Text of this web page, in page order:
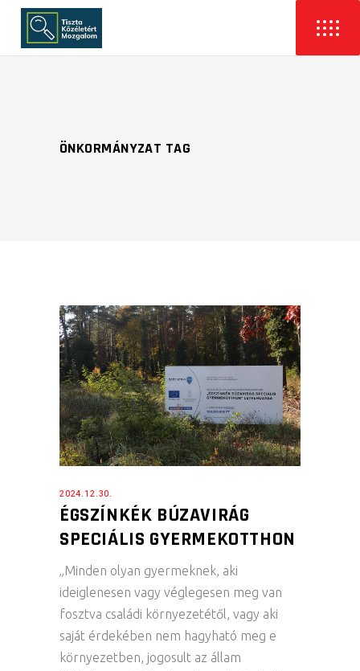
ÖNKORMÁNYZAT TAG
2024.12.30.
ÉGSZÍNKÉK BÚZAVIRÁG
SPECIÁLIS GYERMEKOTTHON
„Minden olyan gyermeknek, aki
ideiglenesen vagy véglegesen meg van
fosztva családi környezetétől, vagy aki
saját érdekében nem hagyható meg e
környezetben, jogosult az állam